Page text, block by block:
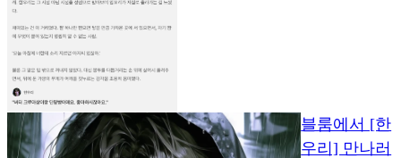
블룸에서 [한
우리] 만나러